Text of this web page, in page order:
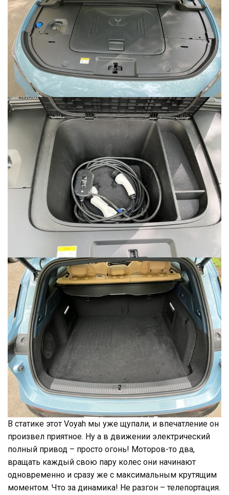
В статике этот Voyah мы уже щупали, и впечатление он
произвел приятное. Ну а в движении электрический
полный привод – просто огонь! Моторов-то два,
вращать каждый свою пару колес они начинают
одновременно и сразу же с максимальным крутящим
моментом. Что за динамика! Не разгон – телепортация.